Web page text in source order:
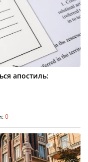
апостиль:
0